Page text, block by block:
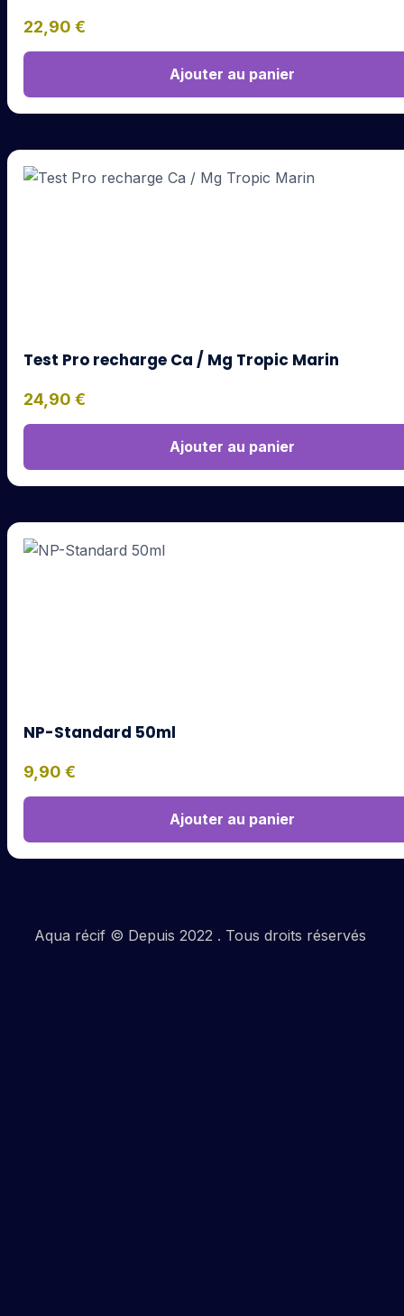
22,90 €
Ajouter au panier
Test Pro recharge Ca / Mg Tropic Marin
24,90 €
Ajouter au panier
NP-Standard 50ml
9,90 €
Ajouter au panier
Aqua récif © Depuis 2022 . Tous droits réservés